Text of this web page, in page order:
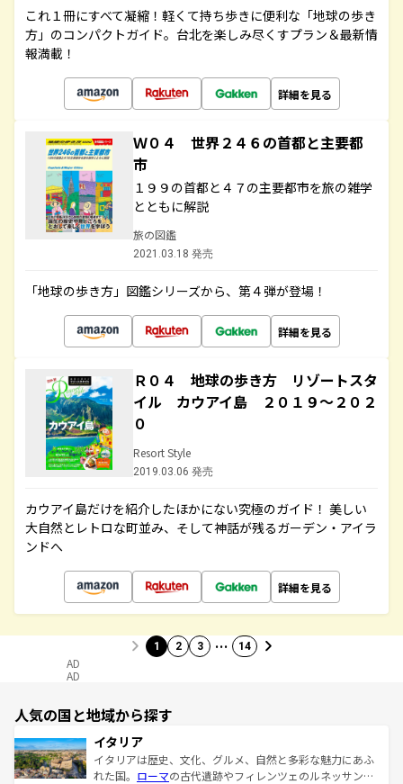
これ１冊にすべて凝縮！軽くて持ち歩きに便利な「地球の歩き
方」のコンパクトガイド。台北を楽しみ尽くすプラン＆最新情
報満載！
詳細を見る
Ｗ０４ 世界２４６の首都と主要都
市
１９９の首都と４７の主要都市を旅の雑学
とともに解説
旅の図鑑
2021.03.18 発売
「地球の歩き方」図鑑シリーズから、第４弾が登場！
詳細を見る
Ｒ０４ 地球の歩き方 リゾートスタ
イル カウアイ島 ２０１９～２０２
０
Resort Style
2019.03.06 発売
カウアイ島だけを紹介したほかにない究極のガイド！ 美しい
大自然とレトロな町並み、そして神話が残るガーデン・アイラ
ンドへ
詳細を見る
1 2 3 … 14
AD
AD
人気の国と地域から探す
イタリア
イタリアは歴史、文化、グルメ、自然と多彩な魅力にあふ
れた国。 ローマの古代遺跡やフィレンツェのルネッサンス